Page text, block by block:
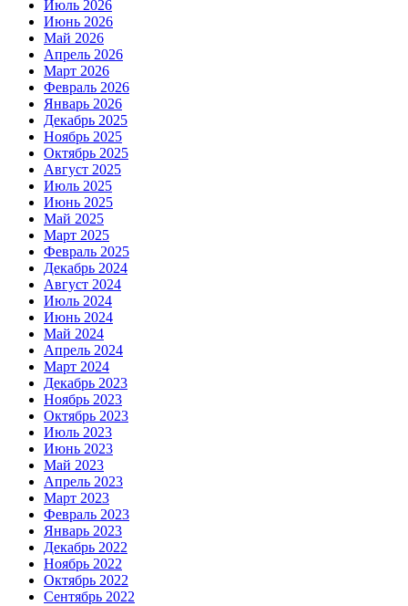
Июль 2026
Июнь 2026
Май 2026
Апрель 2026
Март 2026
Февраль 2026
Январь 2026
Декабрь 2025
Ноябрь 2025
Октябрь 2025
Август 2025
Июль 2025
Июнь 2025
Май 2025
Март 2025
Февраль 2025
Декабрь 2024
Август 2024
Июль 2024
Июнь 2024
Май 2024
Апрель 2024
Март 2024
Декабрь 2023
Ноябрь 2023
Октябрь 2023
Июль 2023
Июнь 2023
Май 2023
Апрель 2023
Март 2023
Февраль 2023
Январь 2023
Декабрь 2022
Ноябрь 2022
Октябрь 2022
Сентябрь 2022